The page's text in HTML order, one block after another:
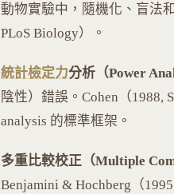
動物實驗中，隨機化、盲法
PLoS Biology）。
統計檢定力分析（Power
陰性）錯誤。Cohen（1988,
analysis 的標準框架。
多重比較校正（Multiple
Benjamini & Hochberg（